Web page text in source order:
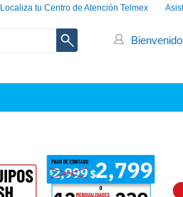
Localiza tu Centro de Atención Telmex